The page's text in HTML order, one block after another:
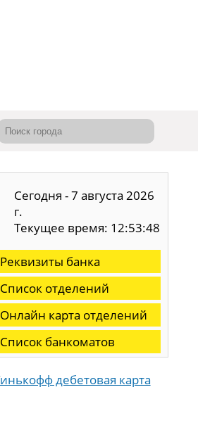
Сегодня - 7 августа 2026
г.
Текущее время: 12:53:49
Реквизиты банка
Список отделений
Онлайн карта отделений
Список банкоматов